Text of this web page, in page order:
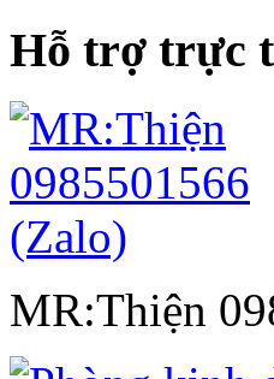
Hỗ trợ trực
MR:Thiện